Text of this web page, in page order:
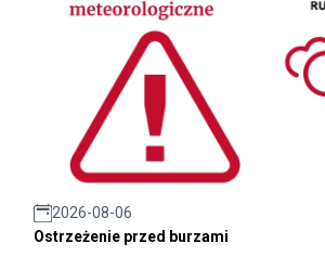
2026-08-06
Ostrzeżenie przed burzami